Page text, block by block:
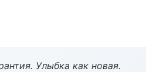
Улыбка как новая.